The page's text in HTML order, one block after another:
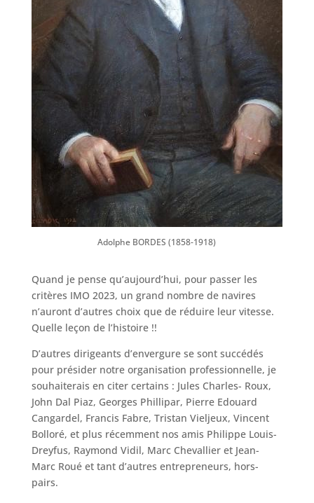
Adolphe BORDES (1858-1918)
Quand je pense qu’aujourd’hui, pour passer les
critères IMO 2023, un grand nombre de navires
n’auront d’autres choix que de réduire leur vitesse.
Quelle leçon de l’histoire !!
D’autres dirigeants d’envergure se sont succédés
pour présider notre organisation professionnelle, je
souhaiterais en citer certains : Jules Charles- Roux,
John Dal Piaz, Georges Phillipar, Pierre Edouard
Cangardel, Francis Fabre, Tristan Vieljeux, Vincent
Bolloré, et plus récemment nos amis Philippe Louis-
Dreyfus, Raymond Vidil, Marc Chevallier et Jean-
Marc Roué et tant d’autres entrepreneurs, hors-
pairs.